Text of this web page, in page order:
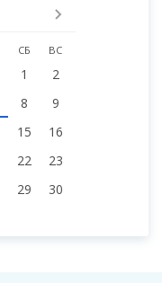
СБ ВС
1
2
8
9
15
16
22
23
29
30